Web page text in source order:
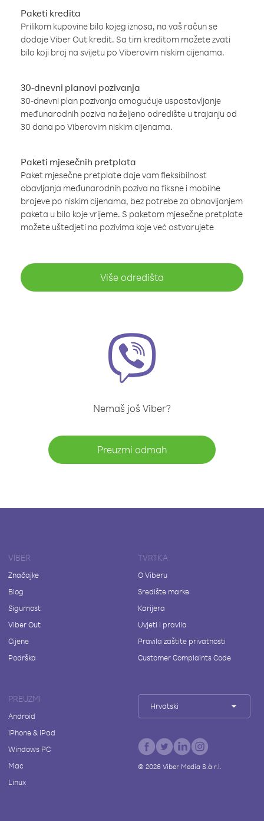
Paketi kredita
Prilikom kupovine bilo kojeg iznosa, na vaš račun se
dodaje Viber Out kredit. Sa tim kreditom možete zvati
bilo koji broj na svijetu po Viberovim niskim cijenama.
30-dnevni planovi pozivanja
30-dnevni plan pozivanja omogućuje uspostavljanje
međunarodnih poziva na željeno odredište u trajanju od
30 dana po Viberovim niskim cijenama.
Paketi mjesečnih pretplata
Paket mjesečne pretplate daje vam fleksibilnost
obavljanja međunarodnih poziva na fiksne i mobilne
brojeve po niskim cijenama, bez potrebe za obnavljanjem
paketa u bilo koje vrijeme. S paketom mjesečne pretplate
možete uštedjeti na pozivima koje već ostvarujete
Više odredišta
Nemaš još Viber?
Preuzmi odmah
VIBER
Značajke
Blog
Sigurnost
Viber Out
Cijene
Podrška
TVRTKA
O Viberu
Središte marke
Karijera
Uvjeti i pravila
Pravila zaštite privatnosti
Customer Complaints Code
PREUZMI
Android
iPhone & iPad
Windows PC
Mac
Linux
Hrvatski
© 2026Viber Media S.à r.l.